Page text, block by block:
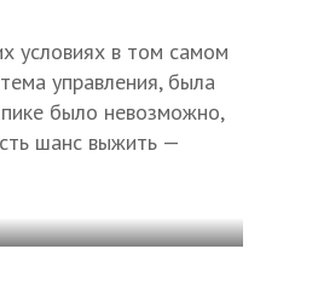
условиях в том самом
управления, была
было невозможно,
шанс выжить —